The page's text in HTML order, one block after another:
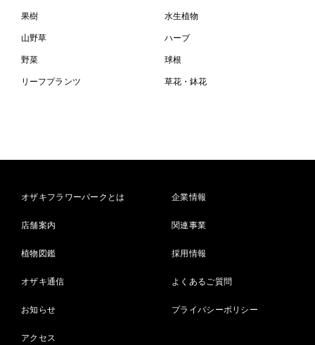
果樹 水生植物
山野草 ハーブ
野菜 球根
リーフプランツ 草花・鉢花
オザキフラワーパークとは
店舗案内
植物図鑑
オザキ通信
お知らせ
アクセス
企業情報
関連事業
採用情報
よくあるご質問
プライバシーポリシー